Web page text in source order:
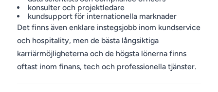
konsulter och projektledare
kundsupport för internationella marknader
Det finns även enklare instegsjobb inom kundservice
och hospitality, men de bästa långsiktiga
karriärmöjligheterna och de högsta lönerna finns
oftast inom finans, tech och professionella tjänster.